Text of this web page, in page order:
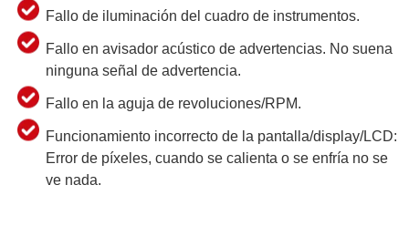
Fallo de iluminación del cuadro de instrumentos.
Fallo en avisador acústico de advertencias. No suena
ninguna señal de advertencia.
Fallo en la aguja de revoluciones/RPM.
Funcionamiento incorrecto de la pantalla/display/LCD:
Error de píxeles, cuando se calienta o se enfría no se
ve nada.